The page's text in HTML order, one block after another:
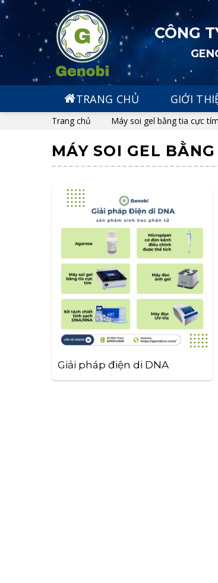
Skip
to
content
CÔNG
TRANG CHỦ GIỚI
Trang chủ Máy soi gel bằng tia cực tím
MÁY SOI GEL
Giải pháp điện di DNA